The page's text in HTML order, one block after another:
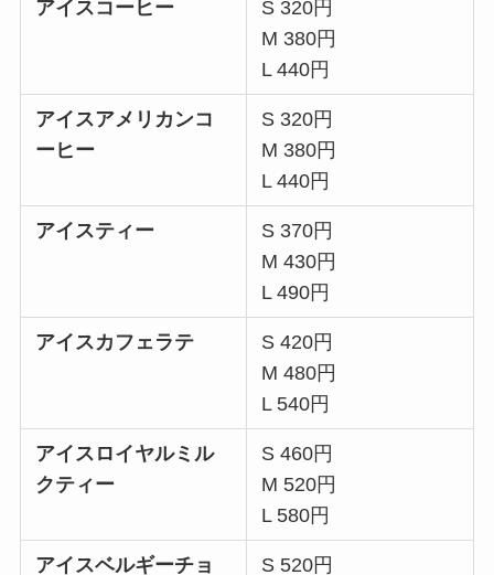
アイスコーヒー
S 320円
M 380円
L 440円
アイスアメリカンコ
ーヒー
S 320円
M 380円
L 440円
アイスティー
S 370円
M 430円
L 490円
アイスカフェラテ
S 420円
M 480円
L 540円
アイスロイヤルミル
クティー
S 460円
M 520円
L 580円
アイスベルギーチョ
S 520円